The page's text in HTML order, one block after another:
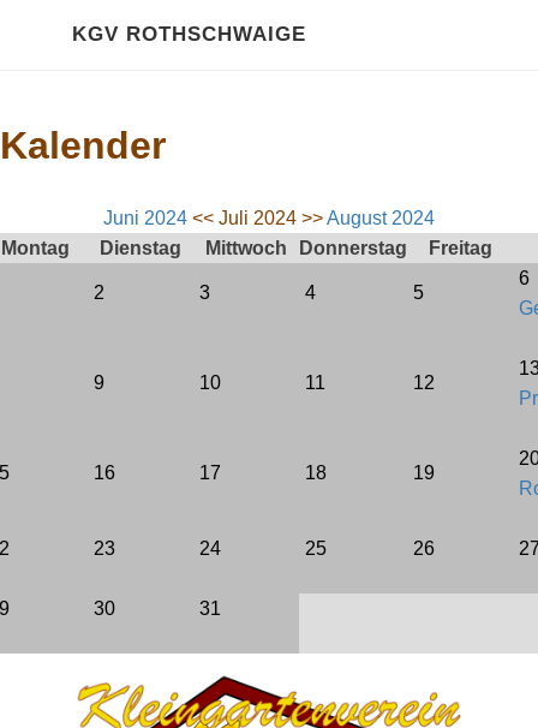
KGV ROTHSCHWAIGE
Kalender
2020 Impressionen
Pachtvertrag
FAQ
Kalender
Juni 2024 << Juli 2024 >>August 2024
Montag
Dienstag Mittwoch Donnerstag Freitag
2 3 4 5
6
9 10 11 12
16 17 18 19
23 24 25 26
30 31